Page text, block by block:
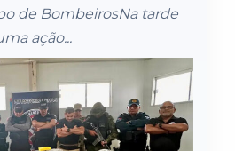
de BombeirosNa tarde
ação...